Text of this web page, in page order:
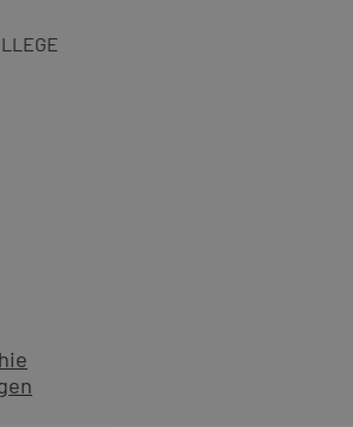
online
Seminar buchen
aus verschiedenen
oder Live-Online-Training zu
auswählen